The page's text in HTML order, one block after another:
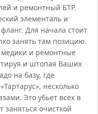
и ремонтный БТР.
элементаль и
Для начала стоит
занять там позицию.
медики и ремонтные
и штопая Ваших
на базу, где
несколько
Это убьет всех в
заняться очисткой